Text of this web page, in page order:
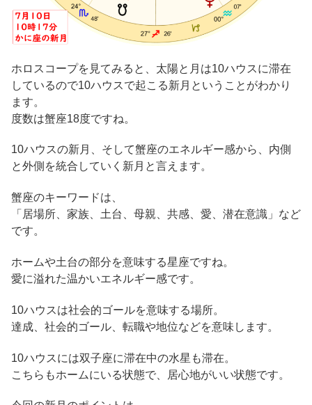
ホロスコープを見てみると、太陽と月は10ハウスに滞在
しているので10ハウスで起こる新月ということがわかり
ます。
度数は蟹座18度ですね。
10ハウスの新月、そして蟹座のエネルギー感から、内側
と外側を統合していく新月と言えます。
蟹座のキーワードは、
「居場所、家族、土台、母親、共感、愛、潜在意識」など
です。
ホームや土台の部分を意味する星座ですね。
愛に溢れた温かいエネルギー感です。
10ハウスは社会的ゴールを意味する場所。
達成、社会的ゴール、転職や地位などを意味します。
10ハウスには双子座に滞在中の水星も滞在。
こちらもホームにいる状態で、居心地がいい状態です。